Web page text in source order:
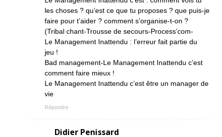
les choses ? qu’est ce que tu proposes ? que puis-je
faire pour t’aider ? comment s’organise-t-on ?
(Tribal chant-Trousse de secours-Process’com-
Le Management Inattendu : l’erreur fait partie du
jeu !
Bad management-Le Management Inattendu c’est
comment faire mieux !
Le Management Inattendu c’est être un manager de
vie
Répondre
Didier Penissard